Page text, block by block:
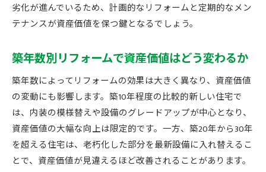
劣化が進んでいるため、計画的なリフォームと定期的なメン
テナンスが資産価値を保つ鍵となるでしょう。
築年数別リフォームで資産価値はどう変わるか
築年数によってリフォームの効果は大きく異なり、資産価値
の変動にも影響します。築10年程度の比較的新しい住宅で
は、内装の模様替えや設備のグレードアップが中心となり、
資産価値の大幅な向上は限定的です。一方、築20年から30年
を超える住宅は、老朽化した部分を最新設備に入れ替えるこ
とで、資産価値が見違えるほど改善されることがあります。